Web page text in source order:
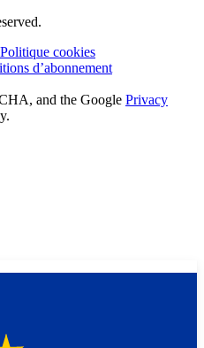
Politique cookies
d’abonnement
and the Google Privacy